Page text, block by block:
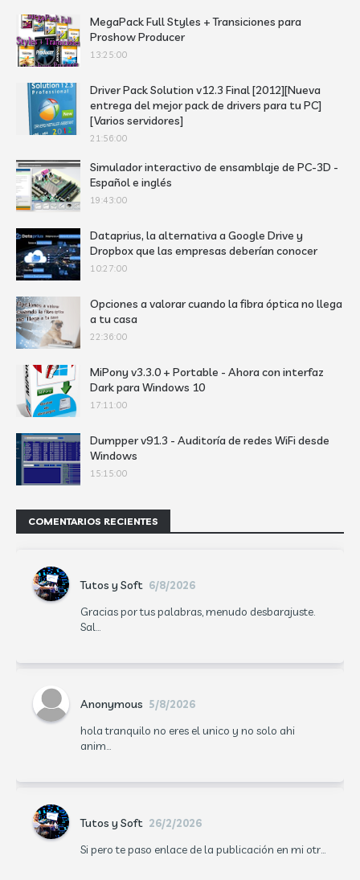
MegaPack Full Styles + Transiciones para
Proshow Producer
13:25:00
Driver Pack Solution v12.3 Final [2012][Nueva
entrega del mejor pack de drivers para tu PC]
[Varios servidores]
21:56:00
Simulador interactivo de ensamblaje de PC-3D -
Español e inglés
19:43:00
Dataprius, la alternativa a Google Drive y
Dropbox que las empresas deberían conocer
10:27:00
Opciones a valorar cuando la fibra óptica no llega
a tu casa
22:36:00
MiPony v3.3.0 + Portable - Ahora con interfaz
Dark para Windows 10
17:11:00
Dumpper v91.3 - Auditoría de redes WiFi desde
Windows
15:15:00
COMENTARIOS RECIENTES
Tutos y Soft 6/8/2026
Gracias por tus palabras, menudo desbarajuste.
Sal...
Anonymous 5/8/2026
hola tranquilo no eres el unico y no solo ahi
anim...
Tutos y Soft 26/2/2026
Si pero te paso enlace de la publicación en mi otr...